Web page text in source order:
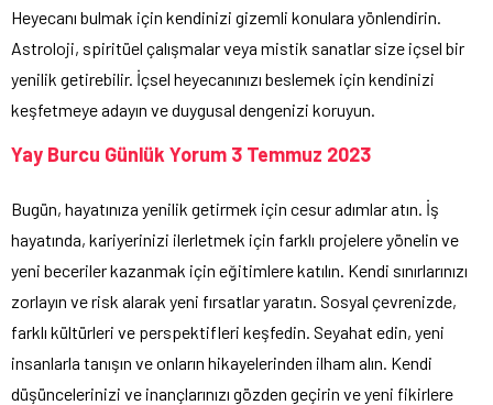
Heyecanı bulmak için kendinizi gizemli konulara yönlendirin.
Astroloji, spiritüel çalışmalar veya mistik sanatlar size içsel bir
yenilik getirebilir. İçsel heyecanınızı beslemek için kendinizi
keşfetmeye adayın ve duygusal dengenizi koruyun.
Yay Burcu Günlük Yorum 3 Temmuz 2023
Bugün, hayatınıza yenilik getirmek için cesur adımlar atın. İş
hayatında, kariyerinizi ilerletmek için farklı projelere yönelin ve
yeni beceriler kazanmak için eğitimlere katılın. Kendi sınırlarınızı
zorlayın ve risk alarak yeni fırsatlar yaratın. Sosyal çevrenizde,
farklı kültürleri ve perspektifleri keşfedin. Seyahat edin, yeni
insanlarla tanışın ve onların hikayelerinden ilham alın. Kendi
düşüncelerinizi ve inançlarınızı gözden geçirin ve yeni fikirlere